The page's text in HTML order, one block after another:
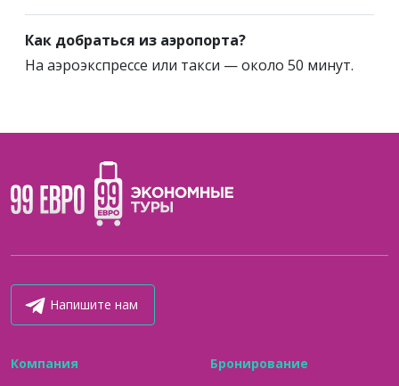
Как добраться из аэропорта?
На аэроэкспрессе или такси — около 50 минут.
Напишите нам
Компания
Бронирование